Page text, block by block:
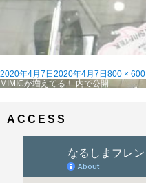
投
稿
2020年4月7日 2020年4月7日 フ
ル
800 × 600
投
ゲ
MIMICが増えてる！ 内で公開
ACCESS